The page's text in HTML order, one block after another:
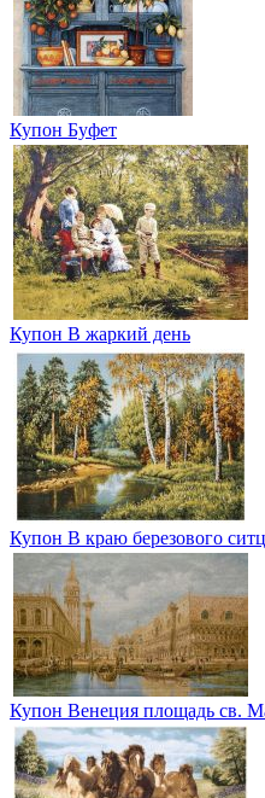
Купон Буфет
Купон В жаркий день
Купон В краю березового
Купон Венеция площадь св.